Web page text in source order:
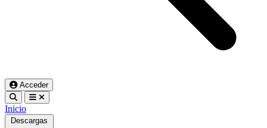
Acceder
Inicio
Descargas